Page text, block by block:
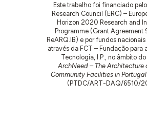
Este trabalho foi financiado
Research Council (ERC) –
Horizon 2020 Research and
Programme (Grant Agreement
ReARQ.IB) e por fundos
através da FCT – Fundação para
Tecnologia, I.P., no âmbito
ArchNeed – The Architecture
Community Facilities in Portugal
(PTDC/ART-DAQ/6510/